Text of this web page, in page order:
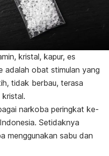
kristal, kapur, es
adalah obat stimulan yang
tidak berbau, terasa
narkoba peringkat ke-
Setidaknya
menggunakan sabu dan